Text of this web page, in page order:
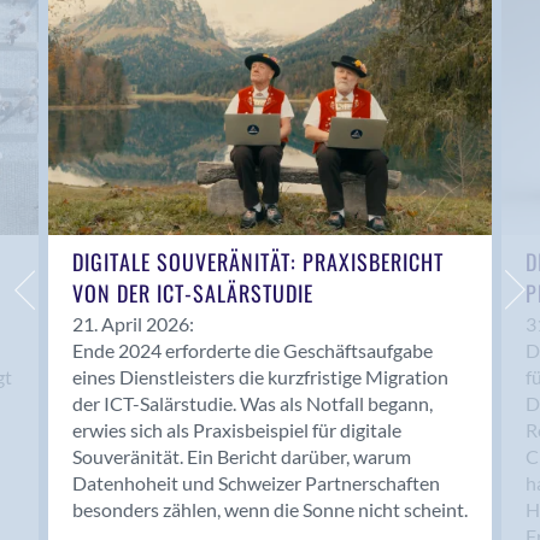
Anwil
Appenzell
Au SG
Baar
Baden
Balsthal
Balzers
Basel
Bassersdorf
Belp
Bendern
Benken (SG)
Bergdietikon
Berlin
Bern
Bern - Liebefeld
DIGITALE SOUVERÄNITÄT: PRAXISBERICHT
VON DER ICT-SALÄRSTUDIE
21. April 2026:
Ende 2024 erforderte die Geschäftsaufgabe
eines Dienstleisters die kurzfristige Migration
der ICT-Salärstudie. Was als Notfall begann,
erwies sich als Praxisbeispiel für digitale
Souveränität. Ein Bericht darüber, warum
Datenhoheit und Schweizer Partnerschaften
besonders zählen, wenn die Sonne nicht scheint.